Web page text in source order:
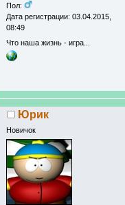
Пол:
Дата регистрации: 03.04.2015,
08:49
Что наша жизнь - игра...
Юрик
Новичок